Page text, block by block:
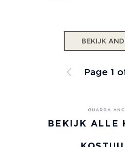
BEKIJK
Page 1
BEKIJK ALLE